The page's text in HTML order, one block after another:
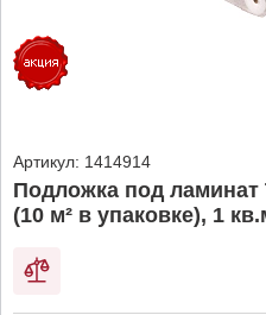
Артикул: 1414914
Подложка под ламинат
(10 м² в упаковке), 1